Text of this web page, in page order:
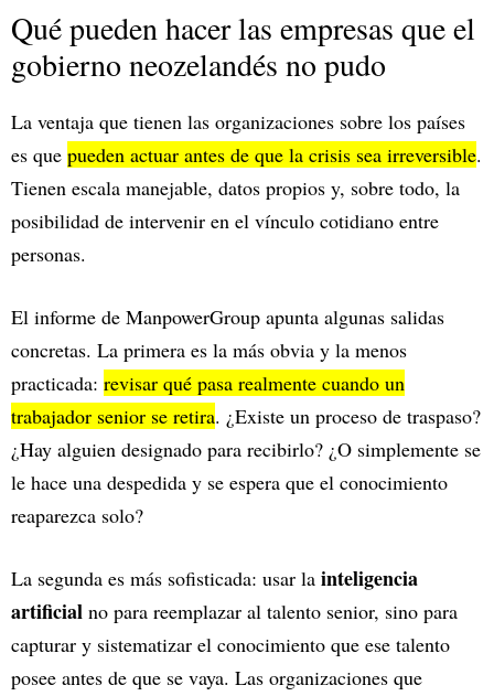
Qué pueden hacer las empresas que el
gobierno neozelandés no pudo
La ventaja que tienen las organizaciones sobre los países
es que pueden actuar antes de que la crisis sea irreversible.
Tienen escala manejable, datos propios y, sobre todo, la
posibilidad de intervenir en el vínculo cotidiano entre
personas.
El informe de ManpowerGroup apunta algunas salidas
concretas. La primera es la más obvia y la menos
practicada: revisar qué pasa realmente cuando un
trabajador senior se retira. ¿Existe un proceso de traspaso?
¿Hay alguien designado para recibirlo? ¿O simplemente se
le hace una despedida y se espera que el conocimiento
reaparezca solo?
La segunda es más sofisticada: usar la inteligencia
artificial no para reemplazar al talento senior, sino para
capturar y sistematizar el conocimiento que ese talento
posee antes de que se vaya. Las organizaciones que